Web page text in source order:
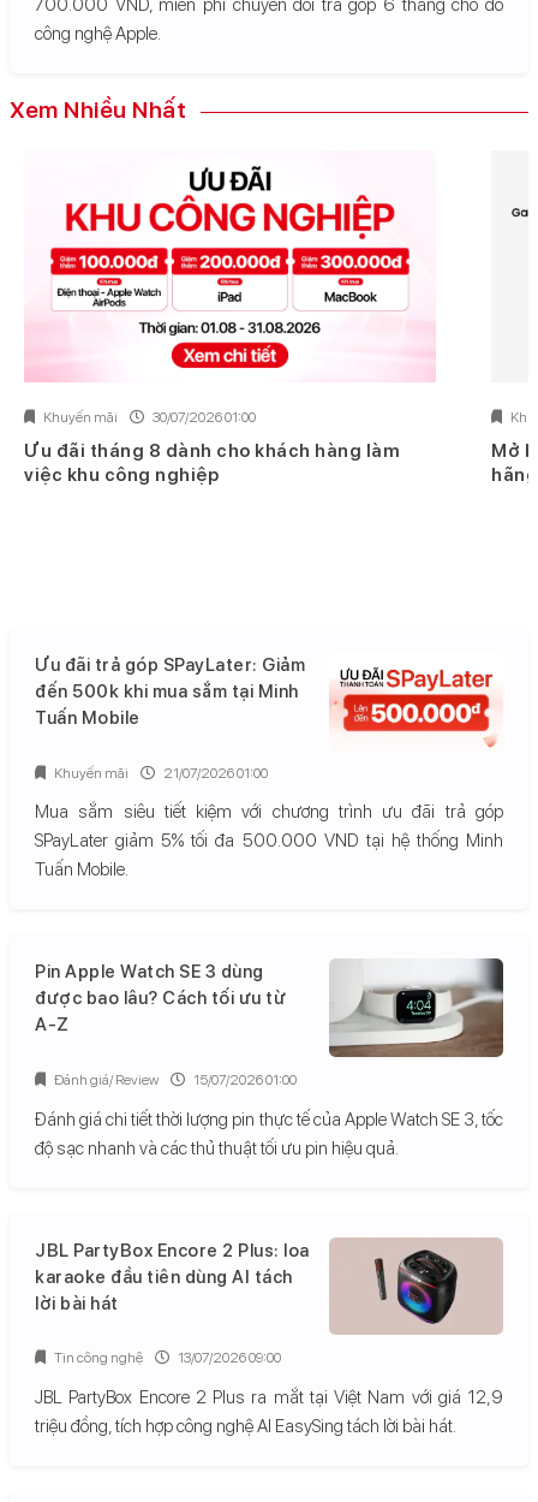
700.000 VND, miễn phí chuyển đổi trả góp 6 tháng cho đồ
công nghệ Apple.
Xem Nhiều Nhất
Khuyến mãi 30/07/2026 01:00
Ưu đãi tháng 8 dành cho khách hàng làm
việc khu công nghiệp
Mở
Ưu đãi trả góp SPayLater: Giảm
đến 500k khi mua sắm tại Minh
Tuấn Mobile
Mua sắm siêu tiết kiệm với chương trình ưu đãi trả góp
SPayLater giảm 5% tối đa 500.000 VND tại hệ thống Minh
Tuấn Mobile.
Khuyến mãi 21/07/2026 01:00
Pin Apple Watch SE 3 dùng
được bao lâu? Cách tối ưu từ
A-Z
Đánh giá chi tiết thời lượng pin thực tế của Apple Watch SE 3, tốc
độ sạc nhanh và các thủ thuật tối ưu pin hiệu quả.
Đánh giá/ Review 15/07/2026 01:00
JBL PartyBox Encore 2 Plus: loa
karaoke đầu tiên dùng AI tách
lời bài hát
JBL PartyBox Encore 2 Plus ra mắt tại Việt Nam với giá 12,9
triệu đồng, tích hợp công nghệ AI EasySing tách lời bài hát.
Tin công nghệ 13/07/2026 09:00